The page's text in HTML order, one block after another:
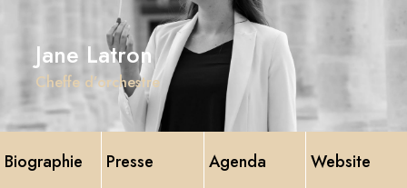
Biographie Presse Agenda Website
Jane Latron
Cheffe d’orchestre